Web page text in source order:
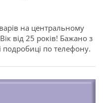
на центральному
від 25 років! Бажано з
подробиці по телефону.